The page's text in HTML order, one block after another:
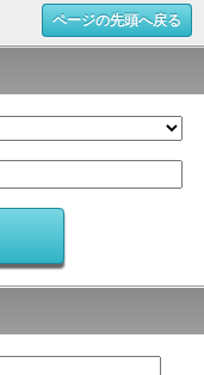
ページの先頭へ戻る